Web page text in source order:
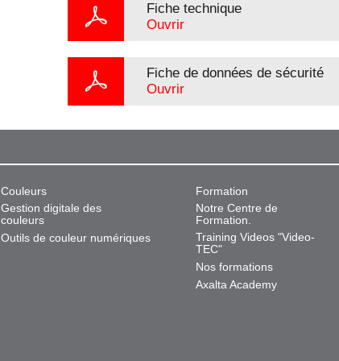
Fiche technique
Ouvrir
Fiche de données de sécurité
Ouvrir
Couleurs
Gestion digitale des
couleurs
Outils de couleur numériques
Formation
Notre Centre de
Formation.
Training Videos "Video-
TEC"
Nos formations
Axalta Academy